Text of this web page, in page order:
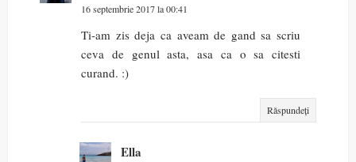
16 septembrie 2017 la 00:41
Ti-am zis deja ca aveam de gand sa scriu
ceva de genul asta, asa ca o sa citesti
curand. :)
Răspundeți
Ella